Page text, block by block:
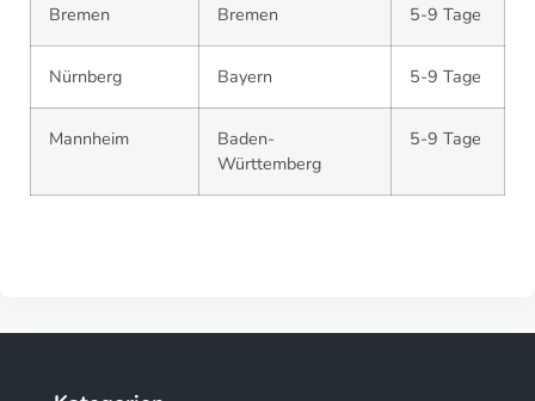
Bremen Bremen 5-9 Tage
Nürnberg Bayern 5-9 Tage
Mannheim
Baden-
Württemberg
5-9 Tage